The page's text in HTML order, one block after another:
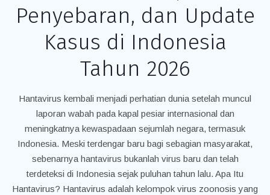
Penyebaran, dan Update
Kasus di Indonesia
Tahun 2026
Hantavirus kembali menjadi perhatian dunia setelah muncul
laporan wabah pada kapal pesiar internasional dan
meningkatnya kewaspadaan sejumlah negara, termasuk
Indonesia. Meski terdengar baru bagi sebagian masyarakat,
sebenarnya hantavirus bukanlah virus baru dan telah
terdeteksi di Indonesia sejak puluhan tahun lalu. Apa Itu
Hantavirus? Hantavirus adalah kelompok virus zoonosis yang